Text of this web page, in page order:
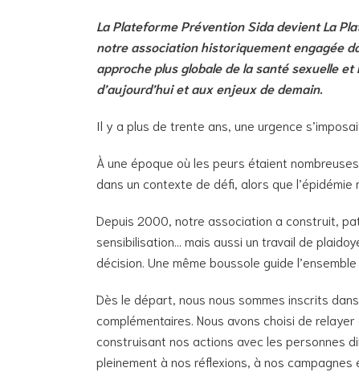
La Plateforme Prévention Sida devient La
notre association historiquement engagée
approche plus globale de la santé sexuelle
d’aujourd’hui et aux enjeux de demain.
Il y a plus de trente ans, une urgence
À une époque où les peurs étaient
dans un contexte de défi, alors que
Depuis 2000, notre association a construit,
sensibilisation… mais aussi un travail de
décision. Une même boussole guide
Dès le départ, nous nous sommes inscrits
complémentaires. Nous avons choisi de
construisant nos actions avec les personnes
pleinement à nos réflexions, à nos